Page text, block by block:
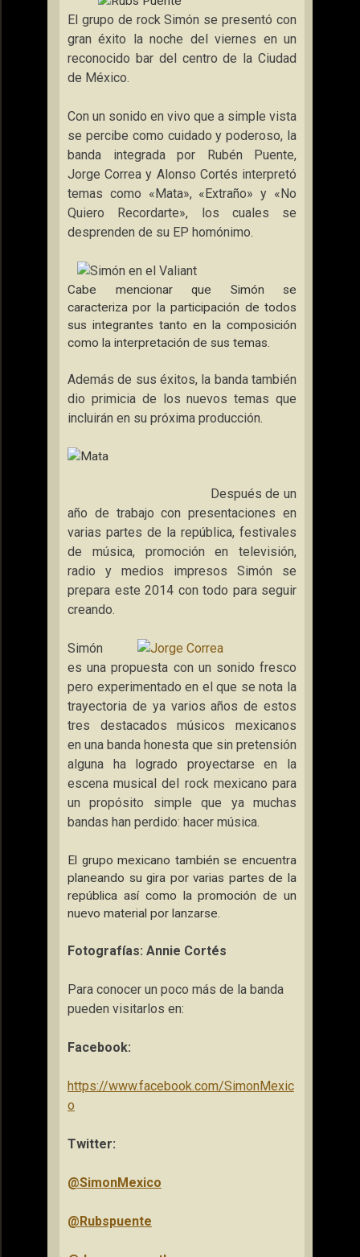
El grupo de rock Simón se presentó con
gran éxito la noche del viernes en un
reconocido bar del centro de la Ciudad
de México.
Con un sonido en vivo que a simple vista
se percibe como cuidado y poderoso, la
banda integrada por Rubén Puente,
Jorge Correa y Alonso Cortés interpretó
temas como «Mata», «Extraño» y «No
Quiero Recordarte», los cuales se
desprenden de su EP homónimo.
Cabe mencionar que Simón se
caracteriza por la participación de todos
sus integrantes tanto en la composición
como la interpretación de sus temas.
Además de sus éxitos, la banda también
dio primicia de los nuevos temas que
incluirán en su próxima producción.
Después de un
año de trabajo con presentaciones en
varias partes de la república, festivales
de música, promoción en televisión,
radio y medios impresos Simón se
prepara este 2014 con todo para seguir
creando.
Simón
es una propuesta con un sonido fresco
pero experimentado en el que se nota la
trayectoria de ya varios años de estos
tres destacados músicos mexicanos
en una banda honesta que sin pretensión
alguna ha logrado proyectarse en la
escena musical del rock mexicano para
un propósito simple que ya muchas
bandas han perdido: hacer música.
El grupo mexicano también se encuentra
planeando su gira por varias partes de la
república así como la promoción de un
nuevo material por lanzarse.
Fotografías: Annie Cortés
Para conocer un poco más de la banda
pueden visitarlos en:
Facebook:
https://www.facebook.com/SimonMexic
o
Twitter:
@SimonMexico
@Rubspuente